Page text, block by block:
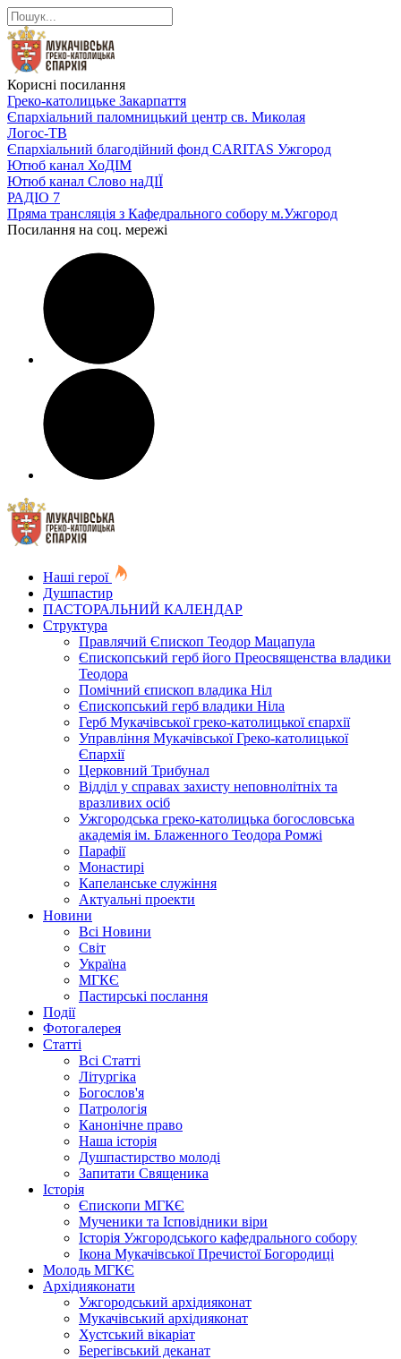
Корисні посилання
Греко-католицьке Закарпаття
Єпархіальний паломницький центр св. Миколая
Логос-ТВ
Єпархіальний благодійний фонд CARITAS Ужгород
Ютюб канал ХоДІМ
Ютюб канал Слово наДІЇ
РАДІО 7
Пряма трансляція з Кафедрального собору м.Ужгород
Посилання на соц. мережі
Наші герої
Душпастир
ПАСТОРАЛЬНИЙ КАЛЕНДАР
Структура
Правлячий Єпископ Теодор Мацапула
Єпископський герб його Преосвященства владики
Теодора
Помічний єпископ владика Ніл
Єпископський герб владики Ніла
Герб Мукачівської греко-католицької єпархії
Управління Мукачівської Греко-католицької
Єпархії
Церковний Трибунал
Відділ у справах захисту неповнолітніх та
вразливих осіб
Ужгородська греко-католицька богословська
академія ім. Блаженного Теодора Ромжі
Парафії
Монастирі
Капеланське служіння
Актуальні проекти
Новини
Всі Новини
Світ
Україна
МГКЄ
Пастирські послання
Події
Фотогалерея
Статті
Всі Статті
Літургіка
Богослов'я
Патрологія
Канонічне право
Наша історія
Душпастирство молоді
Запитати Священика
Історія
Єпископи МГКЄ
Мученики та Ісповідники віри
Історія Ужгородського кафедрального собору
Ікона Мукачівської Пречистої Богородиці
Молодь МГКЄ
Архідияконати
Ужгородський архідияконат
Мукачівський архідияконат
Хустський вікаріат
Берегівський деканат